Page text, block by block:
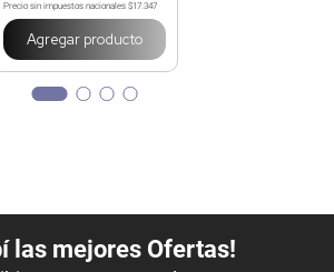
Precio sin impuestos nacionales $17.347
Agregar producto